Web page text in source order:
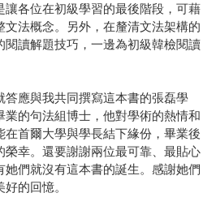
讓各位在初級學習的最後階段，可藉
文法概念。另外，在釐清文法架構的
閱讀解題技巧，一邊為初級韓檢閱讀
答應與我共同撰寫這本書的張磊學
的句法組博士，他對學術的熱情和
在首爾大學與學長結下緣份，畢業後
榮幸。還要謝謝兩位最可靠、最貼心
她們就沒有這本書的誕生。感謝她們
的回憶。